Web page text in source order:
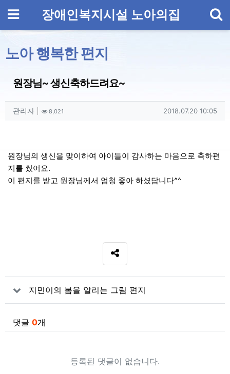
메뉴 장애인복지시설 노아의집
노아 행복한 편지
원장님~ 생신축하드려요~
작성자 정보
관리자 작성8,021조회 작성일
2018.07.20 10:05
본문
원장님의 생신을 맞이하여 아이들이 감사하는 마음으로 축하편
지를 썼어요.
이 편지를 받고 원장님께서 엄청 좋아 하셨답니다^^
SNS 공유
관련자료
지민이의 봄을 알리는 그림 편지
댓글 0개
등록된 댓글이 없습니다.